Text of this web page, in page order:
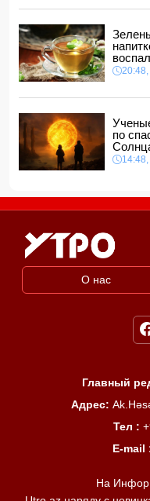
гибелью граждан
морях
12:40, 06.08.2026
по
О нас
Главный
Адрес:
Тел :
E-mail
На